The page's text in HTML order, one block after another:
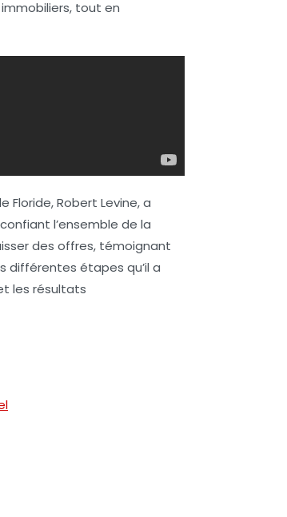
, tout en
Floride, Robert Levine, a
l’ensemble de la
des offres, témoignant
différentes étapes qu’il a
les résultats